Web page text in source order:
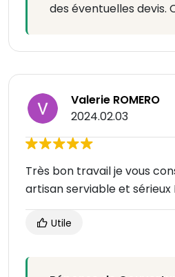
des éventuelles devis.
Valerie ROMERO
2024.02.03
Très bon travail je vous
artisan serviable et sérieux
Utile